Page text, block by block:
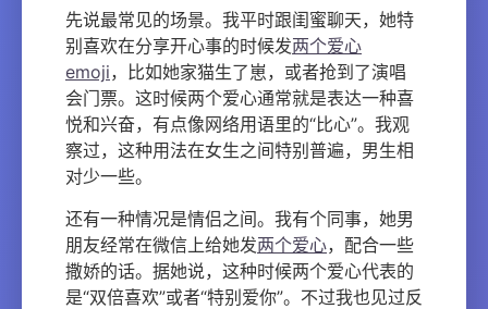
先说最常见的场景。我平时跟闺蜜聊天，她特
别喜欢在分享开心事的时候发两个爱心
emoji，比如她家猫生了崽，或者抢到了演唱
会门票。这时候两个爱心通常就是表达一种喜
悦和兴奋，有点像网络用语里的“比心”。我观
察过，这种用法在女生之间特别普遍，男生相
对少一些。
还有一种情况是情侣之间。我有个同事，她男
朋友经常在微信上给她发两个爱心，配合一些
撒娇的话。据她说，这种时候两个爱心代表的
是“双倍喜欢”或者“特别爱你”。不过我也见过反